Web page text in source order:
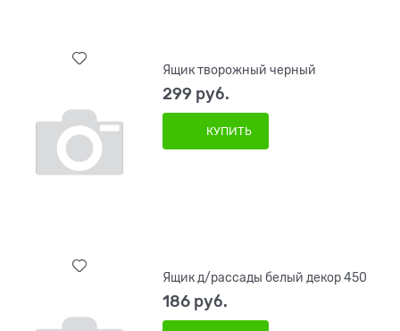
Ящик творожный черный
299 руб.
КУПИТЬ
Ящик д/рассады белый декор 450
186 руб.